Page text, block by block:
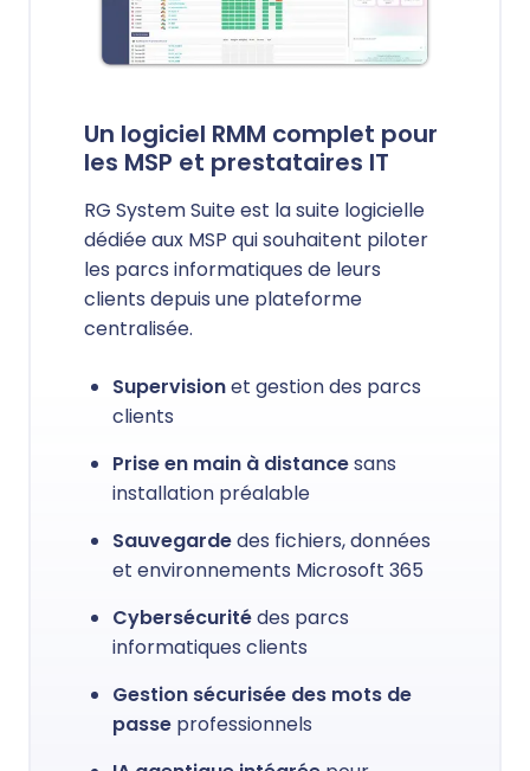
Un logiciel RMM complet pour
les MSP et prestataires IT
RG System Suite est la suite logicielle
dédiée aux MSP qui souhaitent piloter
les parcs informatiques de leurs
clients depuis une plateforme
centralisée.
Supervisionet gestion des parcs
clients
Prise en main à distancesans
installation préalable
Sauvegardedes fichiers, données
et environnements Microsoft 365
Cybersécuritédes parcs
informatiques clients
Gestion sécurisée des mots de
passe professionnels